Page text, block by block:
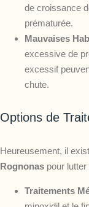
de croissance
prématurée.
Mauvaises
excessive de
excessif
chute.
Options de
Heureusement, il
Rognonas pour
Traitements